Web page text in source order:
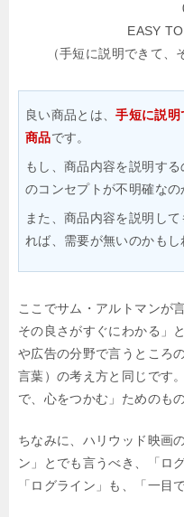
EASY
（手短に説明できて、
良い商品とは、手短に説明
商品です。
もし、商品内容を説明す
のコンセプトが不明確なの
また、商品内容を説明し
れば、需要が無いのかもし
ここでサム・アルトマンが
その良さがすぐにわかる」
や広告の分野で言うところ
言葉）の考え方と同じです
で、心をつかむ」ためのもの
ちなみに、ハリウッド映画
ン」とでも言うべき、「ロ
「ログライン」も、「一目